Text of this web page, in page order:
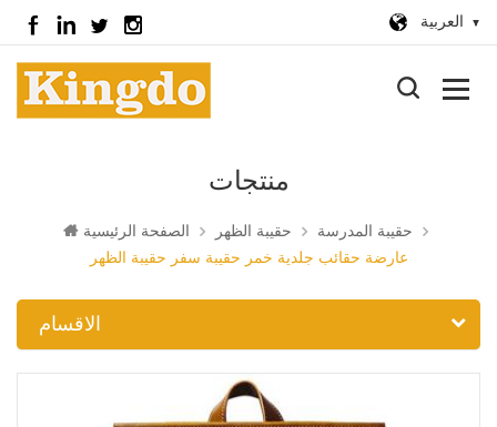
العربية
منتجات
الصفحة الرئيسية حقيبة الظهر
حقيبة المدرسة
عارضة حقائب جلدية خمر حقيبة سفر حقيبة الظهر
الاقسام